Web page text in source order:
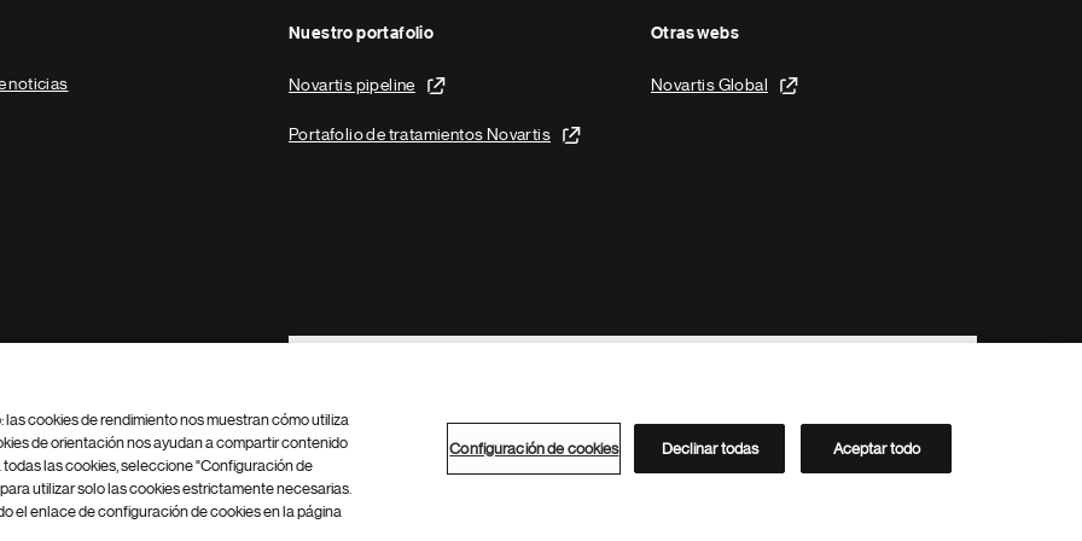
noticias
Nuestro portafolio
Novartis pipeline
Portafolio de tratamientos Novartis
Otras webs
Novartis Global
Footer Site Search
Configuración de cookies Mapa del sitio
Directorio de Novartis
cookies de rendimiento nos muestran cómo utiliza
de orientación nos ayudan a compartir contenido
las cookies, seleccione "Configuración de
utilizar solo las cookies estrictamente necesarias.
el enlace de configuración de cookies en la página
Configuración de cookies Declinar todas Aceptar todo